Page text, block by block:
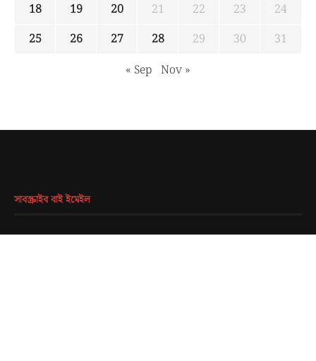
18
19 20 21 22 23
24
25
26 27 28 29 30
31
« Sep Nov »
সাবস্ক্রাইব বাই ইমেইল